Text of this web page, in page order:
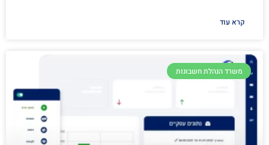
קרא עוד
משרד הנהלת חשבונות